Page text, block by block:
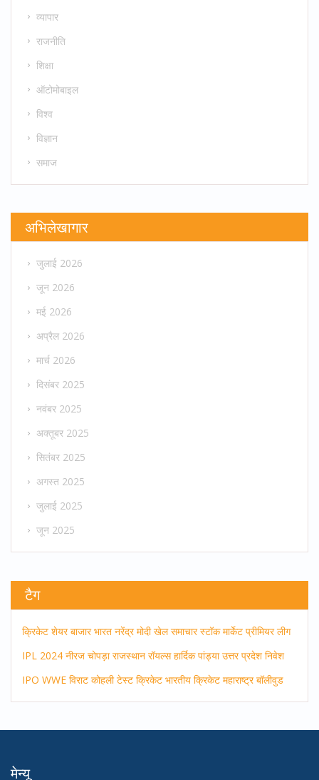
व्यापार
राजनीति
शिक्षा
ऑटोमोबाइल
विश्व
विज्ञान
समाज
अभिलेखागार
जुलाई 2026
जून 2026
मई 2026
अप्रैल 2026
मार्च 2026
दिसंबर 2025
नवंबर 2025
अक्तूबर 2025
सितंबर 2025
अगस्त 2025
जुलाई 2025
जून 2025
टैग
क्रिकेट शेयर बाजार भारत नरेंद्र मोदी खेल समाचार स्टॉक मार्केट प्रीमियर लीग
IPL 2024 नीरज चोपड़ा राजस्थान रॉयल्स हार्दिक पांड्या उत्तर प्रदेश निवेश
IPO WWE विराट कोहली टेस्ट क्रिकेट भारतीय क्रिकेट महाराष्ट्र बॉलीवुड
मेन्यू